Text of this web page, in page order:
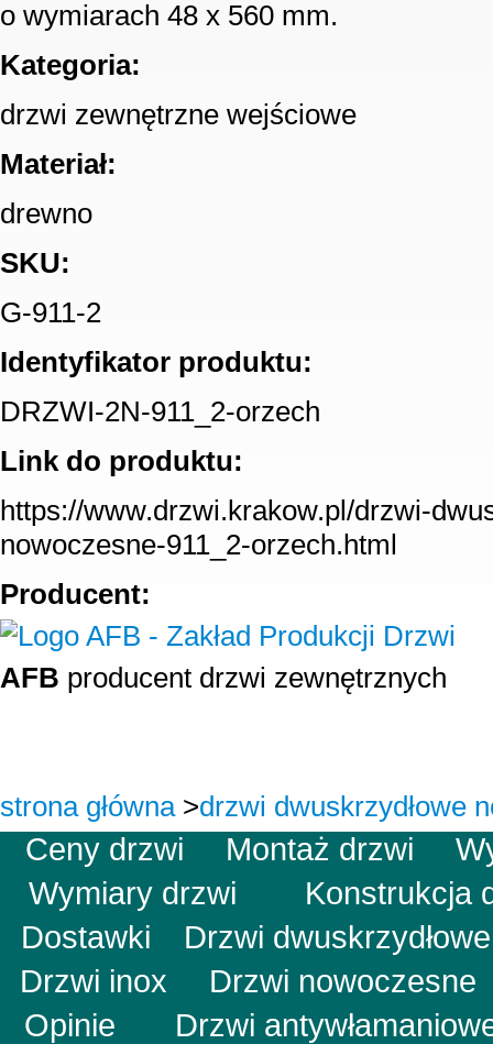
o wymiarach 48 x 560 mm.
Kategoria:
drzwi zewnętrzne wejściowe
Materiał:
drewno
SKU:
G-911-2
Identyfikator produktu:
DRZWI-2N-911_2-orzech
Link do produktu:
https://www.drzwi.krakow.pl/drzwi-
nowoczesne-911_2-orzech.html
Producent:
AFB producent drzwi zewnętrznych
strona główna>drzwi dwuskrzydłowe
Montaż drzwi
Ceny drzwi
Wymiary drzwi
Drzwi
Dostawki
Drzwi
Drzwi inox
Drzwi
Opinie